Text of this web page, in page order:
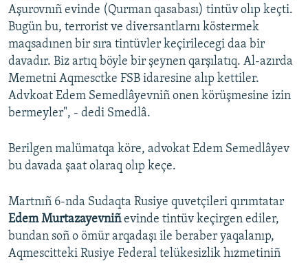
QOŞULIÑIZ!
RFE/RS bütün saytları
Aşurovnıñ evinde (Qurman qasabası) tintüv olıp keçti.
Bugün bu, terrorist ve diversantlarnı köstermek
maqsadınen bir sıra tintüvler keçirilecegi daa bir
davadır. Biz artıq böyle bir şeynen qarşılatıq. Al-azırda
Memetni Aqmesctke FSB idaresine alıp kettiler.
Advkoat Edem Semedlâyevniñ onen körüşmesine izin
bermeyler", - dedi Smedlâ.
Berilgen malümatqa köre, advokat Edem Semedlâyev
bu davada şaat olaraq olıp keçe.
Martnıñ 6-nda Sudaqta Rusiye quvetçileri qırımtatar
Edem Murtazayevniñevinde tintüv keçirgen ediler,
bundan soñ o ömür arqadaşı ile beraber yaqalanıp,
Aqmescitteki Rusiye Federal telükesizlik hızmetiniñ